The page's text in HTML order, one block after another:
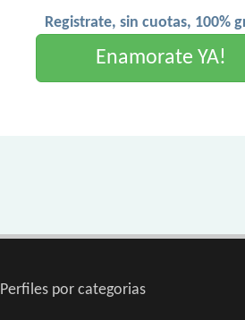
Registrate, sin cuotas, 100%
Enamorate YA!
Perfiles por categorias